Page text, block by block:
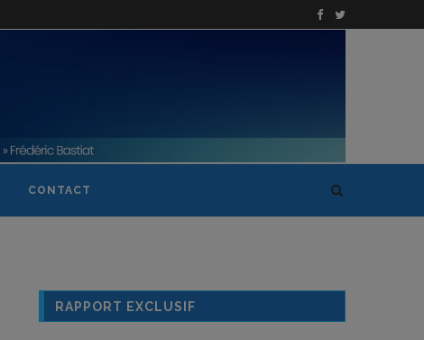
CONTACT
RAPPORT EXCLUSIF